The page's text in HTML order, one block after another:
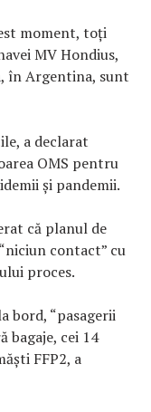
moment, toţi
MV Hondius,
în Argentina, sunt
a declarat
OMS pentru
şi pandemii.
că planul de
contact” cu
proces.
bord, “pasagerii
bagaje, cei 14
FFP2, a